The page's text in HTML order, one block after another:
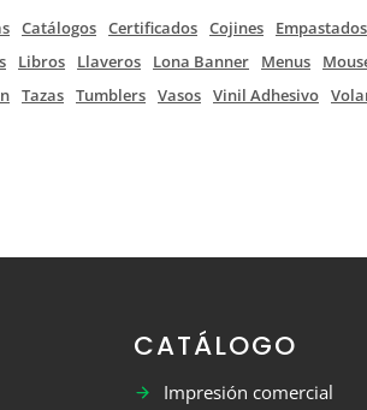
Catálogos Certificados Cojines Empastados
Libros Llaveros Lona Banner Menus
Tazas Tumblers Vasos Vinil Adhesivo
CATÁLOGO
Impresión comercial